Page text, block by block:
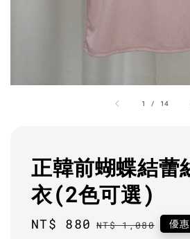
1 / 14
正韓前蝴蝶結蕾
衣(2色可選)
Sale
NT$ 880 Regular
NT$ 1,080 優惠